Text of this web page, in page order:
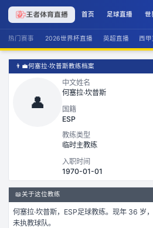
首页 足球直播 世
热门赛事 2026世界杯直播 英超直播 西甲
👨‍💼何塞拉·坎普斯教练档案
👤
中文姓名
何塞拉·坎普斯
国籍
ESP
教练类型
临时主教练
入职时间
1970-01-01
📖关于这位教练
何塞拉·坎普斯， ESP足球教练。 现年 36 岁，
未执教球队。